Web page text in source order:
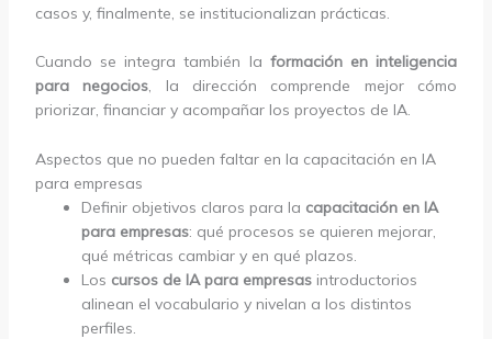
casos y, finalmente, se institucionalizan prácticas.
Cuando se integra también la formación en inteligencia
para negocios, la dirección comprende mejor cómo
priorizar, financiar y acompañar los proyectos de IA.
Aspectos que no pueden faltar en la capacitación en IA
para empresas
Definir objetivos claros para la capacitación en IA
para empresas: qué procesos se quieren mejorar,
qué métricas cambiar y en qué plazos.
Los cursos de IA para empresasintroductorios
alinean el vocabulario y nivelan a los distintos
perfiles.